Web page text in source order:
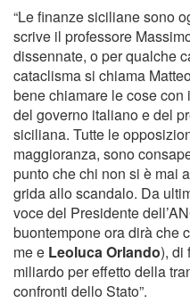
“Le finanze siciliane sono
scrive il professore
dissennate, o per qualche
cataclisma si chiama
bene chiamare le cose
del governo italiano e del
siciliana. Tutte le
maggioranza, sono
punto che chi non si è mai
grida allo scandalo. Da
voce del Presidente
buontempone ora dirà che
me e Leoluca Orlando), di
miliardo per effetto della
confronti dello Stato”.